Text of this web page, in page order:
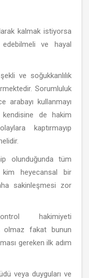
kalmak istiyorsa
edebilmeli ve hayal
ve soğukkanlılık
Sorumluluk
arabayı kullanmayı
kendisine de hakim
kaptırmayıp
olunduğunda tüm
heyecansal bir
sakinleşmesi zor
hakimiyeti
olmaz fakat bunun
gereken ilk adım
veya duyguları ve